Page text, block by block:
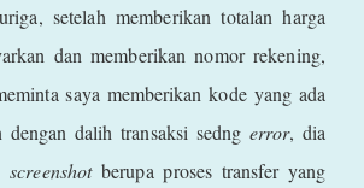
setelah memberikan totalan harga
dan memberikan nomor rekening,
saya memberikan kode yang ada
dalih transaksi sedng error, dia
screenshotberupa proses transfer yang